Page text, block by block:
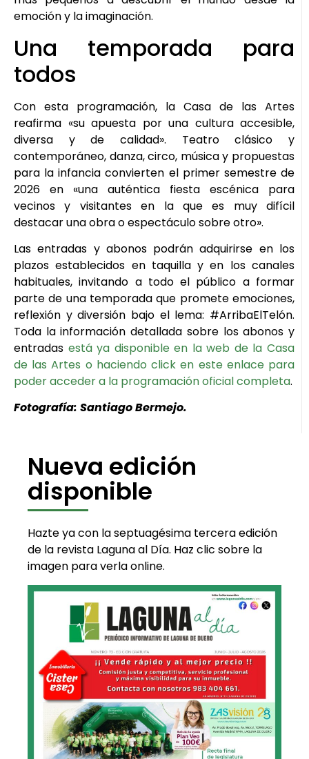
emoción y la imaginación.
Una temporada para
todos
Con esta programación, la Casa de las Artes
reafirma «su apuesta por una cultura accesible,
diversa y de calidad». Teatro clásico y
contemporáneo, danza, circo, música y propuestas
para la infancia convierten el primer semestre de
2026 en «una auténtica fiesta escénica para
vecinos y visitantes en la que es muy difícil
destacar una obra o espectáculo sobre otro».
Las entradas y abonos podrán adquirirse en los
plazos establecidos en taquilla y en los canales
habituales, invitando a todo el público a formar
parte de una temporada que promete emociones,
reflexión y diversión bajo el lema: #ArribaElTelón.
Toda la información detallada sobre los abonos y
entradas está ya disponible en la web de la Casa
de las Artes o haciendo click en este enlace para
poder acceder a la programación oficial completa.
Fotografía: Santiago Bermejo.
Nueva edición
disponible
Hazte ya con la septuagésima tercera edición
de la revista Laguna al Día. Haz clic sobre la
imagen para verla online.